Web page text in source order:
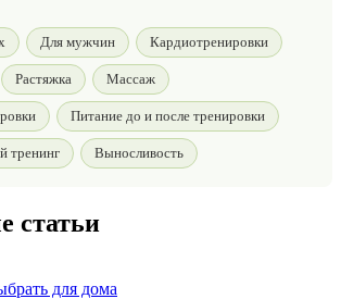
Для мужчин Кардиотренировки
Растяжка Массаж
Питание до и после тренировки
тренинг Выносливость
статьи
для дома